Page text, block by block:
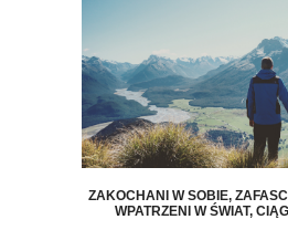
ZAKOCHANI W SOBIE,
WPATRZENI W ŚWIAT,